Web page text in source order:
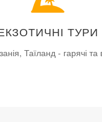
ТУРИ
Таїланд - гарячі та